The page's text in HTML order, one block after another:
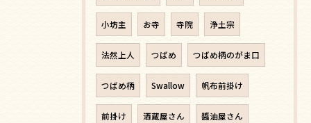
小坊主 お寺 寺院 浄土宗
法然上人 つばめ つばめ柄のがま口
つばめ柄 Swallow 帆布前掛け
前掛け 酒蔵屋さん 醬油屋さん